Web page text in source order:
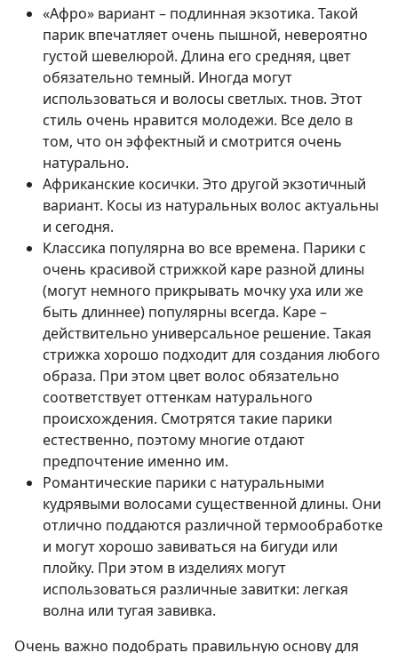
«Афро» вариант – подлинная экзотика. Такой
парик впечатляет очень пышной, невероятно
густой шевелюрой. Длина его средняя, цвет
обязательно темный. Иногда могут
использоваться и волосы светлых. тнов. Этот
стиль очень нравится молодежи. Все дело в
том, что он эффектный и смотрится очень
натурально.
Африканские косички. Это другой экзотичный
вариант. Косы из натуральных волос актуальны
и сегодня.
Классика популярна во все времена. Парики с
очень красивой стрижкой каре разной длины
(могут немного прикрывать мочку уха или же
быть длиннее) популярны всегда. Каре –
действительно универсальное решение. Такая
стрижка хорошо подходит для создания любого
образа. При этом цвет волос обязательно
соответствует оттенкам натурального
происхождения. Смотрятся такие парики
естественно, поэтому многие отдают
предпочтение именно им.
Романтические парики с натуральными
кудрявыми волосами существенной длины. Они
отлично поддаются различной термообработке
и могут хорошо завиваться на бигуди или
плойку. При этом в изделиях могут
использоваться различные завитки: легкая
волна или тугая завивка.
Очень важно подобрать правильную основу для